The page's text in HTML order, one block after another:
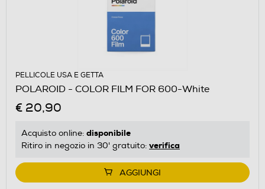
PELLICOLE USA E GETTA
POLAROID - COLOR FILM FOR 600-White
€ 20,90
Acquisto online: disponibile
Ritiro in negozio in 30' gratuito: verifica
AGGIUNGI